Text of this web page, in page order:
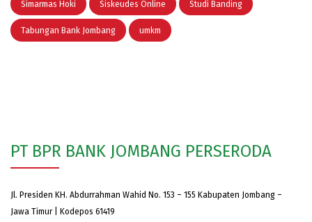
Simarmas Hoki Siskeudes Online Studi Banding
Tabungan Bank Jombang umkm
PT BPR BANK JOMBANG PERSERODA
Jl. Presiden KH. Abdurrahman Wahid No. 153 – 155 Kabupaten Jombang –
Jawa Timur | Kodepos 61419